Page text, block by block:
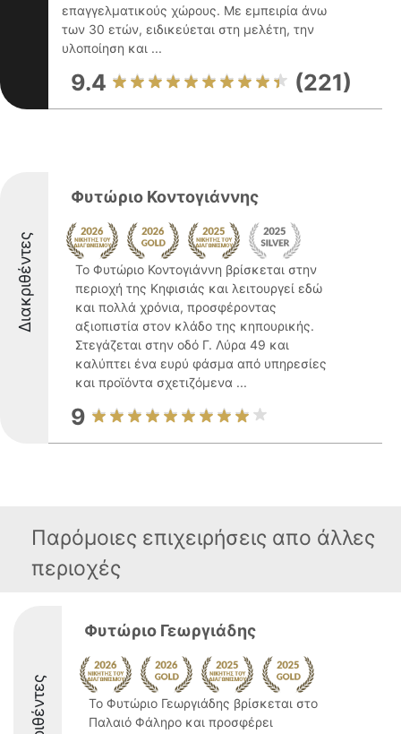
επαγγελματικούς χώρους. Με εμπειρία άνω
των 30 ετών, ειδικεύεται στη μελέτη, την
υλοποίηση και ...
9.4 (221)
Διακριθέντες
Φυτώριο Κοντογιάννης
Το Φυτώριο Κοντογιάννη βρίσκεται στην
περιοχή της Κηφισιάς και λειτουργεί εδώ
και πολλά χρόνια, προσφέροντας
αξιοπιστία στον κλάδο της κηπουρικής.
Στεγάζεται στην οδό Γ. Λύρα 49 και
καλύπτει ένα ευρύ φάσμα από υπηρεσίες
και προϊόντα σχετιζόμενα ...
9
Παρόμοιες επιχειρήσεις απο άλλες
περιοχές
Φυτώριο Γεωργιάδης
Το Φυτώριο Γεωργιάδης βρίσκεται στο
Παλαιό Φάληρο και προσφέρει